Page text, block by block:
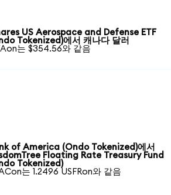
US Aerospace and Defense ETF
Tokenized)에서 캐나다 달러
는 $354.56와 같음
of America (Ondo Tokenized)에서
Floating Rate Treasury Fund
Tokenized)
는 1.2496 USFRon와 같음